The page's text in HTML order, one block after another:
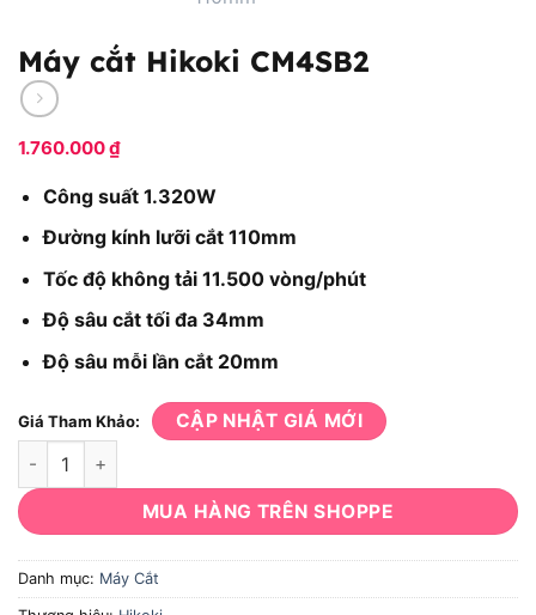
Máy cắt Hikoki CM4SB2
1.760.000₫
Công suất 1.320W
Đường kính lưỡi cắt 110mm
Tốc độ không tải 11.500 vòng/phút
Độ sâu cắt tối đa 34mm
Độ sâu mỗi lần cắt 20mm
Giá Tham Khảo: CẬP NHẬT GIÁ MỚI
Máy cắt Hikoki CM4SB2 số lượng
MUA HÀNG TRÊN SHOPPE
Danh mục: Máy Cắt